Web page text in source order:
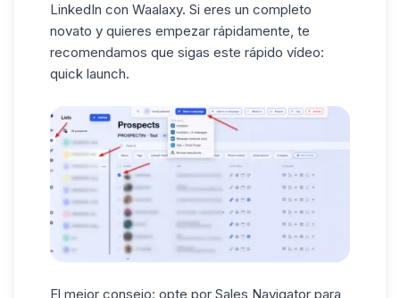
LinkedIn con Waalaxy. Si eres un completo
novato y quieres empezar rápidamente, te
recomendamos que sigas este rápido vídeo:
quick launch.
El mejor consejo: opte por Sales Navigator para